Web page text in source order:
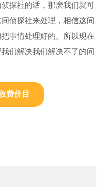
探社的话，那麽我们就可
侦探社来处理，相信这间
事情处理好的。所以现在
们解决我们解决不了的问
费价目